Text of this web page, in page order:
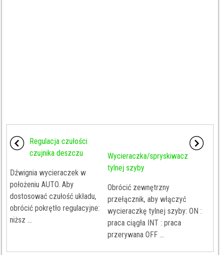
Regulacja czułości
czujnika deszczu
Dźwignia wycieraczek w
położeniu AUTO. Aby
dostosować czułość układu,
obrócić pokrętło regulacyjne:
niższ ...
Wycieraczka/spryskiwacz
tylnej szyby
Obrócić zewnętrzny
przełącznik, aby włączyć
wycieraczkę tylnej szyby: ON :
praca ciągła INT : praca
przerywana OFF ...